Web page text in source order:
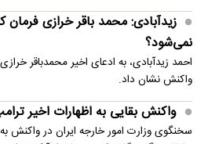
زیدآبادی: محمد باقر خرازی فرمان
نمی‌شود؟
احمد زیدآبادی، به ادعای اخیر محمدباقر
واکنش نشان داد.
واکنش بقایی به اظهارات اخیر
سخنگوی وزارت امور خارجه ایران در واکنش به